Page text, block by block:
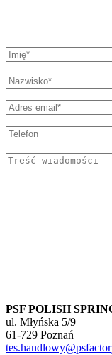
PSF POLISH
ul. Młyńska 5/9
61-729 Poznań